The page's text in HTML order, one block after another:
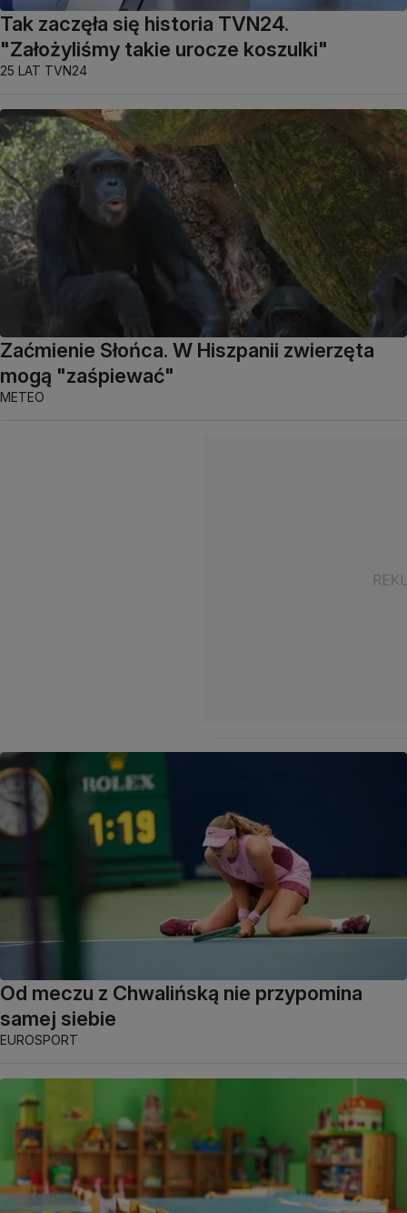
Tak zaczęła się historia TVN24.
"Założyliśmy takie urocze koszulki"
25 LAT TVN24
Zaćmienie Słońca. W Hiszpanii zwierzęta
mogą "zaśpiewać"
METEO
Od meczu z Chwalińską nie przypomina
samej siebie
EUROSPORT